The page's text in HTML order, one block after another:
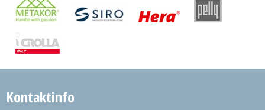
Kontaktinfo